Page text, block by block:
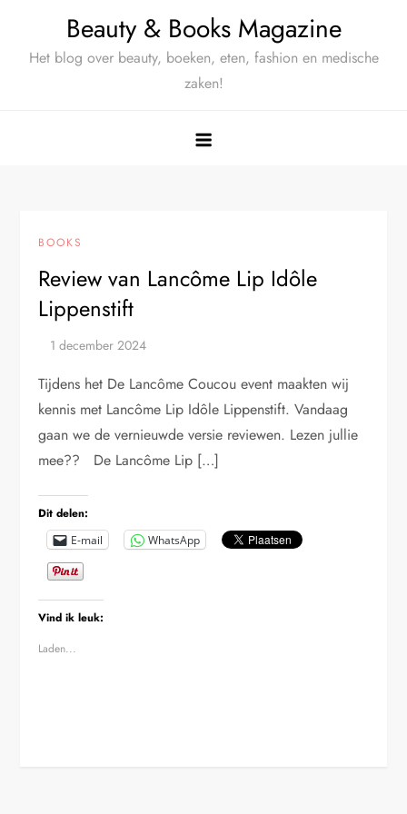
Beauty & Books Magazine
Het blog over beauty, boeken, eten, fashion en medische
zaken!
BOOKS
Review van Lancôme Lip Idôle
Lippenstift
Tijdens het De Lancôme Coucou event maakten wij
kennis met Lancôme Lip Idôle Lippenstift. Vandaag
gaan we de vernieuwde versie reviewen. Lezen jullie
mee?? De Lancôme Lip […]
Dit delen:
E-mail WhatsApp
Vind ik leuk:
Laden...